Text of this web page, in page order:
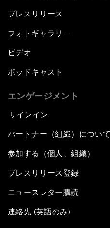
プレスリリース
フォトギャラリー
ビデオ
ポッドキャスト
エンゲージメント
サインイン
パートナー（組織）について
参加する（個人、組織）
プレスリリース登録
ニュースレター購読
連絡先 (英語のみ)